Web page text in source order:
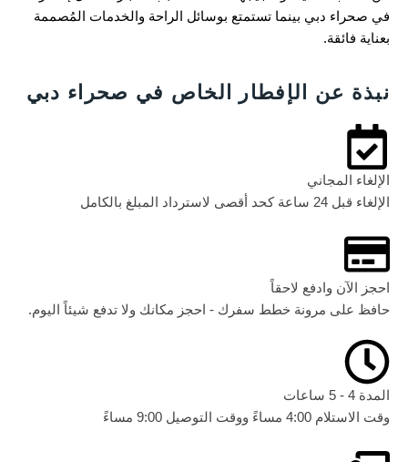
في صحراء دبي بينما تستمتع بوسائل الراحة والخدمات المُصممة
بعناية فائقة.
نبذة عن الإفطار الخاص في صحراء دبي
الإلغاء المجاني
الإلغاء قبل 24 ساعة كحد أقصى لاسترداد المبلغ بالكامل
احجز الآن وادفع لاحقاً
حافظ على مرونة خطط سفرك - احجز مكانك ولا تدفع شيئاً اليوم.
المدة 4 - 5 ساعات
وقت الاستلام 4:00 مساءً ووقت التوصيل 9:00 مساءً